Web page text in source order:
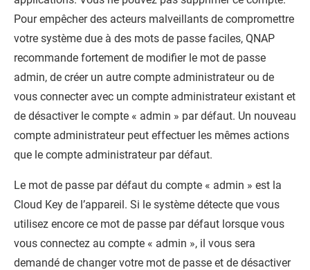
Pour empêcher des acteurs malveillants de compromettre
votre système due à des mots de passe faciles, QNAP
recommande fortement de modifier le mot de passe
admin, de créer un autre compte administrateur ou de
vous connecter avec un compte administrateur existant et
de désactiver le compte « admin » par défaut. Un nouveau
compte administrateur peut effectuer les mêmes actions
que le compte administrateur par défaut.
Le mot de passe par défaut du compte « admin » est la
Cloud Key de l’appareil. Si le système détecte que vous
utilisez encore ce mot de passe par défaut lorsque vous
vous connectez au compte « admin », il vous sera
demandé de changer votre mot de passe et de désactiver